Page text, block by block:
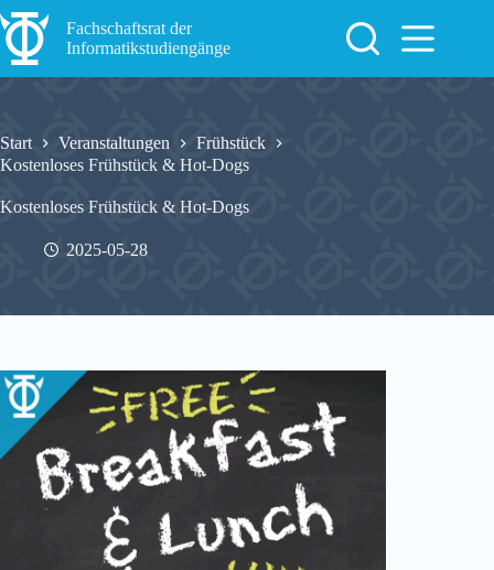
Zum
Inhalt
springen
Fachschaftsrat der
Informatikstudiengänge
Start Veranstaltungen
Frühstück
Kostenloses Frühstück & Hot-Dogs
Kostenloses Frühstück & Hot-Dogs
2025-05-28